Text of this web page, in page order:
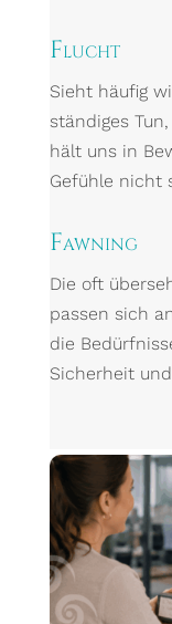
Flucht
Sieht häufig
ständiges
hält uns in
Gefühle nicht
Fawning
Die oft
passen sich
die
Sicherheit